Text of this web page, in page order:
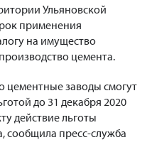
Ульяновской
применения
на имущество
цемента.
цементные заводы смогут
до 31 декабря 2020
действие льготы
сообщила пресс-служба